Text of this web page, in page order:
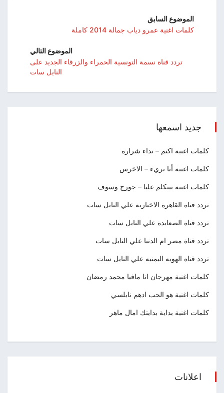
الموضوع السابق
كلمات اغنية عمرو دياب جمالة 2014 كاملة
الموضوع التالي
تردد قناة نسمة التونسية الحمراء والزرقاء الجديد على
النايل سات
جديد اسمعها
كلمات اغنية اكتم – نداء شراره
كلمات اغنية أنا بريء – الاخرس
كلمات اغنية بيتكلم عليا – جورج وسوف
تردد قناة القاهرة الاخبارية علي النايل سات
تردد قناة الصعايدة علي النايل سات
تردد قناة مصر ام الدنيا علي النايل سات
تردد قناه الهويه اليمنيه علي النايل سات
كلمات اغنية مهرجان انا مافيا محمد رمضان
كلمات اغنية هو الحب ادهم نابلسي
كلمات اغنية بداية بدايتك امال ماهر
اعلانات